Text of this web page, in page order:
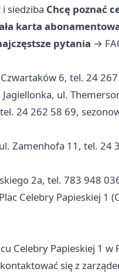
siedziba Chcę poznać
karta
pytania →
6, tel. 24
Jagiellonka, ul.
24 262 58 69,
Zamenhofa 11, tel. 24
2a, tel. 783 948
Celebry Papieskiej 1
Celebry Papieskiej 1
się z